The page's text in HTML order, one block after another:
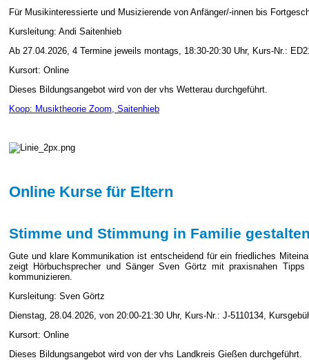
Für Musikinteressierte und Musizierende von Anfänger/-innen bis
Kursleitung: Andi Saitenhieb
Ab 27.04.2026, 4 Termine jeweils montags, 18:30-20:30 Uhr, Kurs-Nr.:
Kursort: Online
Dieses Bildungsangebot wird von der vhs Wetterau durchgeführt.
Koop: Musiktheorie Zoom, Saitenhieb
Online Kurse für Eltern
Stimme und Stimmung in Familie
Gute und klare Kommunikation ist entscheidend für ein friedliches
zeigt Hörbuchsprecher und Sänger Sven Görtz mit praxisnahen
kommunizieren.
Kursleitung: Sven Görtz
Dienstag, 28.04.2026, von 20:00-21:30 Uhr, Kurs-Nr.: J-5110134,
Kursort: Online
Dieses Bildungsangebot wird von der vhs Landkreis Gießen durchgeführt.